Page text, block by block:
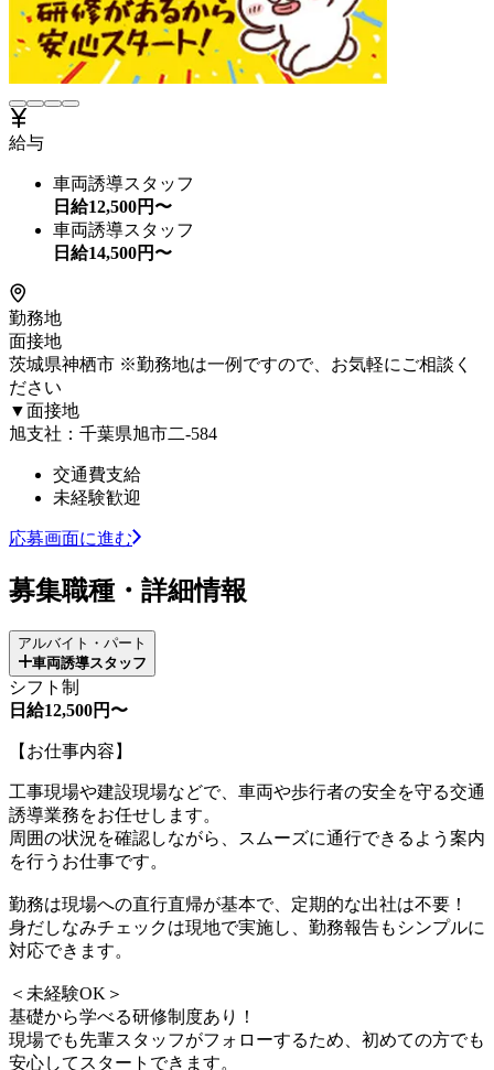
給与
車両誘導スタッフ
日給12,500円〜
車両誘導スタッフ
日給14,500円〜
勤務地
面接地
茨城県神栖市 ※勤務地は一例ですので、お気軽にご相談く
ださい
▼面接地
旭支社：千葉県旭市二-584
交通費支給
未経験歓迎
応募画面に進む
募集職種・詳細情報
アルバイト・パート
車両誘導スタッフ
シフト制
日給12,500円〜
【お仕事内容】
工事現場や建設現場などで、車両や歩行者の安全を守る交通
誘導業務をお任せします。
周囲の状況を確認しながら、スムーズに通行できるよう案内
を行うお仕事です。
勤務は現場への直行直帰が基本で、定期的な出社は不要！
身だしなみチェックは現地で実施し、勤務報告もシンプルに
対応できます。
＜未経験OK＞
基礎から学べる研修制度あり！
現場でも先輩スタッフがフォローするため、初めての方でも
安心してスタートできます。